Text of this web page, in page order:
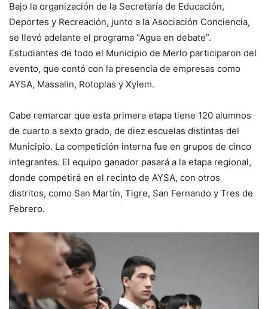
Bajo la organización de la Secretaría de Educación,
Deportes y Recreación, junto a la Asociación Conciencia,
se llevó adelante el programa “Agua en debate”.
Estudiantes de todo el Municipio de Merlo participaron del
evento, que contó con la presencia de empresas como
AYSA, Massalin, Rotoplas y Xylem.
Cabe remarcar que esta primera etapa tiene 120 alumnos
de cuarto a sexto grado, de diez escuelas distintas del
Municipio. La competición interna fue en grupos de cinco
integrantes. El equipo ganador pasará a la etapa regional,
donde competirá en el recinto de AYSA, con otros
distritos, como San Martín, Tigre, San Fernando y Tres de
Febrero.